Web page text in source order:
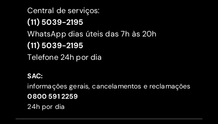
Central de serviços:
(11) 5039-2195
WhatsApp dias úteis das 7h às 20h
(11) 5039-2195
‍Telefone 24h por dia
SAC:
informações gerais, cancelamentos e reclamações
‍0800 591 2259
24h por dia